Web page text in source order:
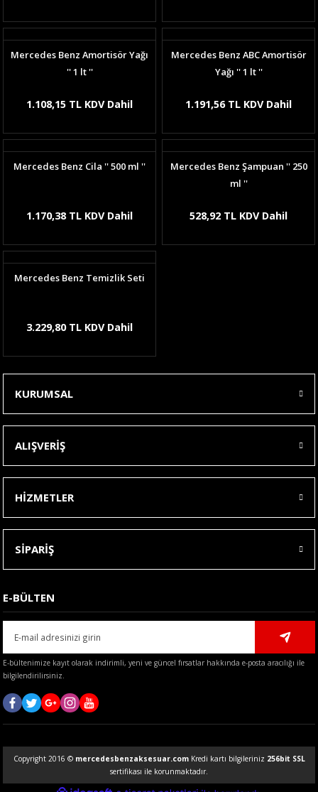
Mercedes Benz Amortisör Yağı
'' 1 lt ''
1.108,15 TL KDV Dahil
Mercedes Benz ABC Amortisör
Yağı '' 1 lt ''
1.191,56 TL KDV Dahil
Mercedes Benz Cila '' 500 ml ''
1.170,38 TL KDV Dahil
Mercedes Benz Şampuan '' 250
ml ''
528,92 TL KDV Dahil
Mercedes Benz Temizlik Seti
3.229,80 TL KDV Dahil
KURUMSAL
ALIŞVERİŞ
HİZMETLER
SİPARİŞ
E-BÜLTEN
E-bültenimize kayıt olarak indirimli, yeni ve güncel fırsatlar hakkında e-posta aracılığı ile
bilgilendirilirsiniz.
Copyright 2016 © mercedesbenzaksesuar.comKredi kartı bilgileriniz 256bit SSL
sertifikası ile korunmaktadır.